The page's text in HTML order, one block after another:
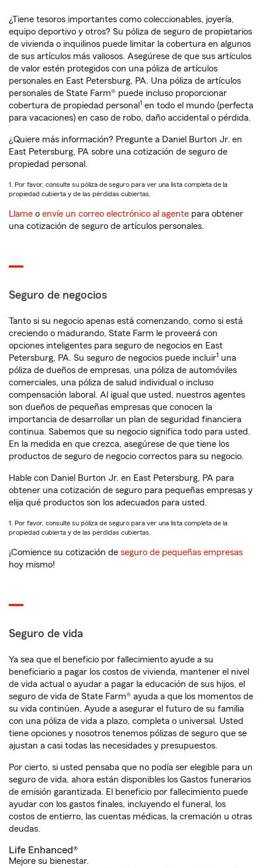
¿Tiene tesoros importantes como coleccionables, joyería,
equipo deportivo y otros? Su póliza de seguro de propietarios
de vivienda o inquilinos puede limitar la cobertura en algunos
de sus artículos más valiosos. Asegúrese de que sus artículos
de valor estén protegidos con una póliza de artículos
personales en East Petersburg, PA. Una póliza de artículos
personales de State Farm® puede incluso proporcionar
cobertura de propiedad personal 1 en todo el mundo (perfecta
para vacaciones) en caso de robo, daño accidental o pérdida.
¿Quiere más información? Pregunte a Daniel Burton Jr. en
East Petersburg, PA sobre una cotización de seguro de
propiedad personal.
1. Por favor, consulte su póliza de seguro para ver una lista completa de la
propiedad cubierta y de las pérdidas cubiertas.
Llame o envíe un correo electrónico al agente para obtener
una cotización de seguro de artículos personales.
Seguro de negocios
Tanto si su negocio apenas está comenzando, como si está
creciendo o madurando, State Farm le proveerá con
opciones inteligentes para seguro de negocios en East
Petersburg, PA. Su seguro de negocios puede incluir1 una
póliza de dueños de empresas, una póliza de automóviles
comerciales, una póliza de salud individual o incluso
compensación laboral. Al igual que usted, nuestros agentes
son dueños de pequeñas empresas que conocen la
importancia de desarrollar un plan de seguridad financiera
continua. Sabemos que su negocio significa todo para usted.
En la medida en que crezca, asegúrese de que tiene los
productos de seguro de negocio correctos para su negocio.
Hable con Daniel Burton Jr. en East Petersburg, PA para
obtener una cotización de seguro para pequeñas empresas y
elija qué productos son los adecuados para usted.
1. Por favor, consulte su póliza de seguro para ver una lista completa de la
propiedad cubierta y de las pérdidas cubiertas.
¡Comience su cotización de seguro de pequeñas empresas
hoy mismo!
Seguro de vida
Ya sea que el beneficio por fallecimiento ayude a su
beneficiario a pagar los costos de vivienda, mantener el nivel
de vida actual o ayudar a pagar la educación de sus hijos, el
seguro de vida de State Farm® ayuda a que los momentos de
su vida continúen. Ayude a asegurar el futuro de su familia
con una póliza de vida a plazo, completa o universal. Usted
tiene opciones y nosotros tenemos pólizas de seguro que se
ajustan a casi todas las necesidades y presupuestos.
Por cierto, si usted pensaba que no podía ser elegible para un
seguro de vida, ahora están disponibles los Gastos funerarios
de emisión garantizada. El beneficio por fallecimiento puede
ayudar con los gastos finales, incluyendo el funeral, los
costos de entierro, las cuentas médicas, la cremación u otras
deudas.
Life Enhanced®
Mejore su bienestar.